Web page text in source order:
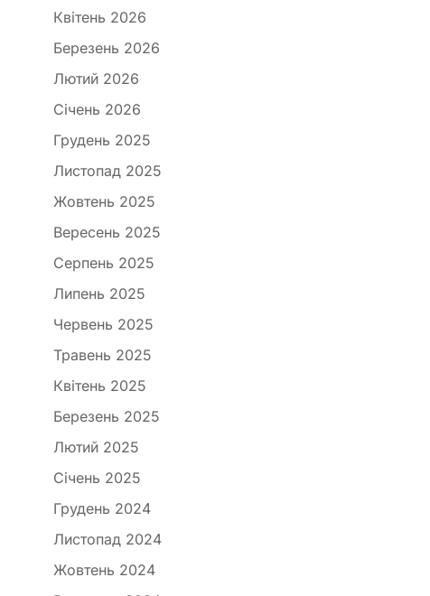
Квітень 2026
Березень 2026
Лютий 2026
Січень 2026
Грудень 2025
Листопад 2025
Жовтень 2025
Вересень 2025
Серпень 2025
Липень 2025
Червень 2025
Травень 2025
Квітень 2025
Березень 2025
Лютий 2025
Січень 2025
Грудень 2024
Листопад 2024
Жовтень 2024